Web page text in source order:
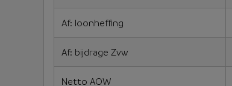
Af: loonheffing
Af: bijdrage Zvw
Netto AOW